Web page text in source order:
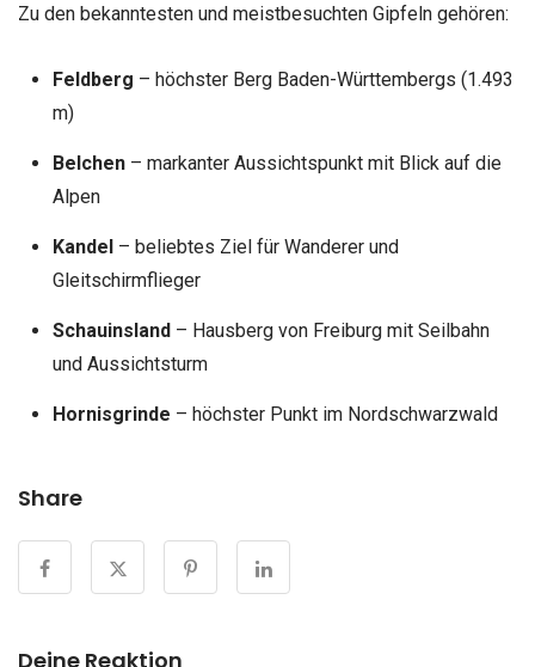
Zu den bekanntesten und meistbesuchten Gipfeln gehören:
Feldberg – höchster Berg Baden-Württembergs (1.493
m)
Belchen– markanter Aussichtspunkt mit Blick auf die
Alpen
Kandel– beliebtes Ziel für Wanderer und
Gleitschirmflieger
Schauinsland– Hausberg von Freiburg mit Seilbahn
und Aussichtsturm
Hornisgrinde – höchster Punkt im Nordschwarzwald
Share
Deine Reaktion